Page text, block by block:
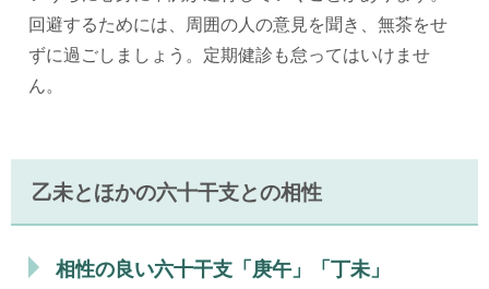
回避するためには、周囲の人の意見を聞き、無茶をせ
ずに過ごしましょう。定期健診も怠ってはいけませ
ん。
乙未とほかの六十干支との相性
相性の良い六十干支「庚午」「丁未」